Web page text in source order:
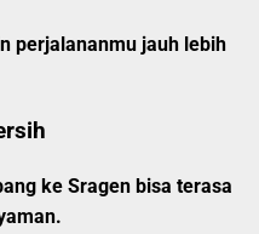
perjalananmu jauh lebih
ke Sragen bisa terasa